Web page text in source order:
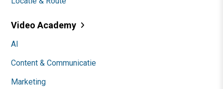
Video Academy
AI
Content & Communicatie
Marketing